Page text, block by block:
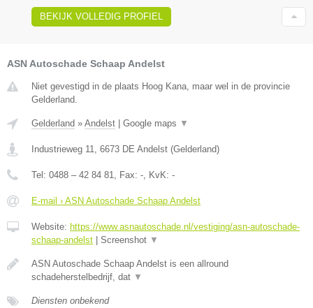
BEKIJK VOLLEDIG PROFIEL
ASN Autoschade Schaap Andelst
Niet gevestigd in de plaats Hoog Kana, maar wel in de provincie
Gelderland.
Gelderland » Andelst Google maps ▼
Industrieweg 11 6673 DE Andelst (Gelderland)
Tel: 0488 – 42 84 81 , Fax: - , KvK: -
E-mail › ASN Autoschade Schaap Andelst
Website: https://www.asnautoschade.nl/vestiging/asn-autoschade-
schaap-andelst
Screenshot ▼
ASN Autoschade Schaap Andelst is een allround
schadeherstelbedrijf, dat ▼
Diensten onbekend